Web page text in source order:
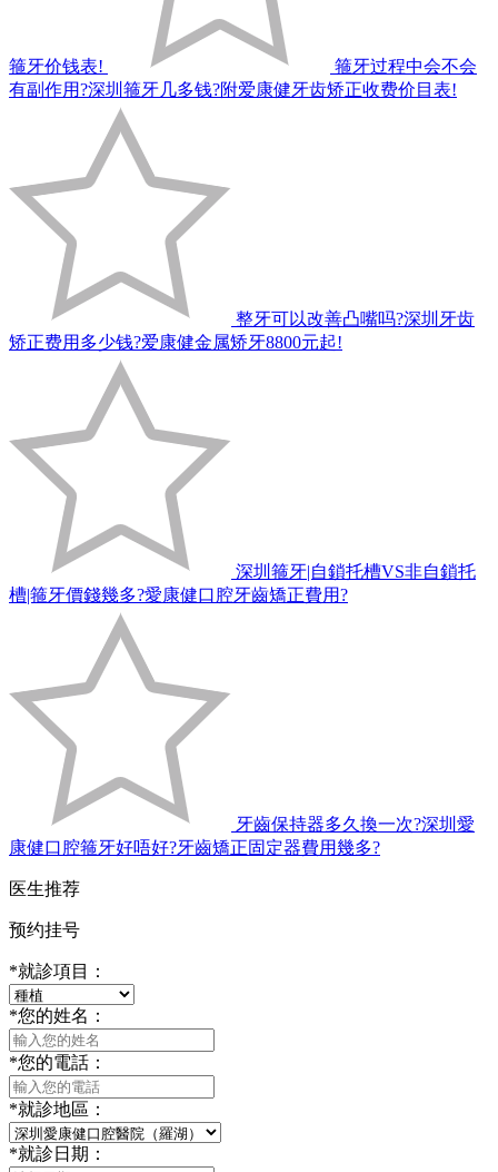
箍牙价钱表!
箍牙过程中会不会
有副作用?深圳箍牙几多钱?附爱康健牙齿矫正收费价目表!
整牙可以改善凸嘴吗?深圳牙齿
矫正费用多少钱?爱康健金属矫牙8800元起!
深圳箍牙|自鎖托槽VS非自鎖托
槽|箍牙價錢幾多?愛康健口腔牙齒矯正費用?
牙齒保持器多久換一次?深圳愛
康健口腔箍牙好唔好?牙齒矯正固定器費用幾多?
医生推荐
预约挂号
*就診項目：
*您的姓名：
*您的電話：
*就診地區：
*就診日期：